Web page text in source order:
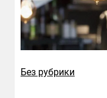
Без рубрики